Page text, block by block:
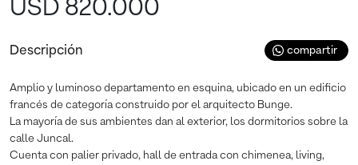
USD 820.000
Descripción compartir
Amplio y luminoso departamento en esquina, ubicado en un edificio
francés de categoría construido por el arquitecto Bunge.
La mayoría de sus ambientes dan al exterior, los dormitorios sobre la
calle Juncal.
Cuenta con palier privado, hall de entrada con chimenea, living,